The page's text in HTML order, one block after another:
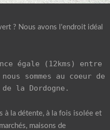
? Nous avons l'endroit idéal
égale (12kms) entre
sommes au coeur de
la Dordogne.
à la détente, à la fois isolée et
maisons de